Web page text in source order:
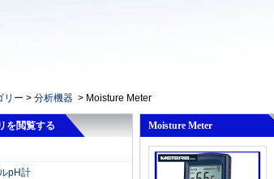
リー > 分析機器 > Moisture Meter
を閲覧する
pH計
Moisture Meter